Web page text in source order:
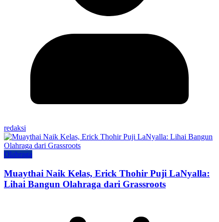
redaksi
Olahraga
Muaythai Naik Kelas, Erick Thohir Puji LaNyalla:
Lihai Bangun Olahraga dari Grassroots